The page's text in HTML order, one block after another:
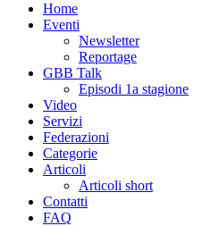
Home
Eventi
Newsletter
Reportage
GBB Talk
Episodi 1a stagione
Video
Servizi
Federazioni
Categorie
Articoli
Articoli short
Contatti
FAQ